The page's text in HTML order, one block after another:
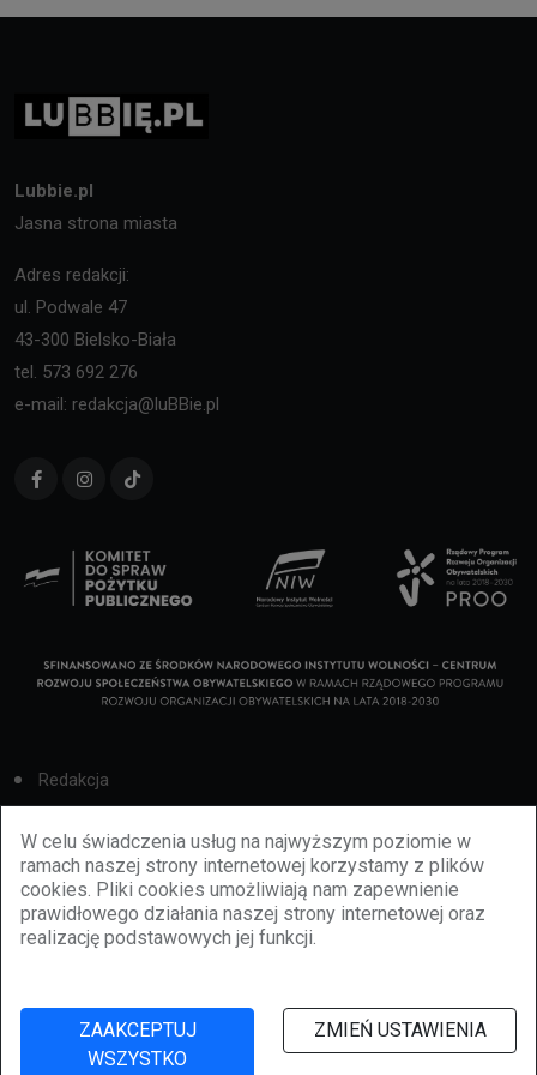
W celu świadczenia usług na najwyższym poziomie w
ramach naszej strony internetowej korzystamy z plików
cookies. Pliki cookies umożliwiają nam zapewnienie
prawidłowego działania naszej strony internetowej oraz
realizację podstawowych jej funkcji.
ZAAKCEPTUJ
WSZYSTKO
ZMIEŃ USTAWIENIA
Lubbie.pl
Jasna strona miasta
Adres redakcji:
ul. Podwale 47
43-300 Bielsko-Biała
tel. 573 692 276
e-mail: redakcja@luBBie.pl
Redakcja
Cookies
Reklama
BBiletomania